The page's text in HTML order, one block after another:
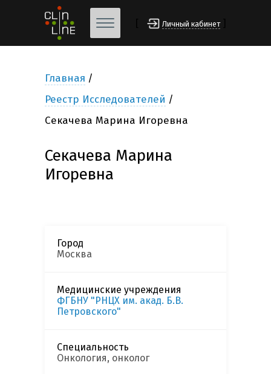
Личный кабинет
Главная
Реестр Исследователей
Секачева Марина Игоревна
Секачева Марина
Игоревна
Город
Москва
Медицинские учреждения
ФГБНУ "РНЦХ им. акад. Б.В.
Петровского"
Специальность
Онкология, онколог